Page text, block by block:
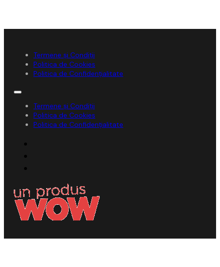
Termene și Condiții
Politica de Cookies
Politica de Confidențialitate
Termene și Condiții
Politica de Cookies
Politica de Confidențialitate